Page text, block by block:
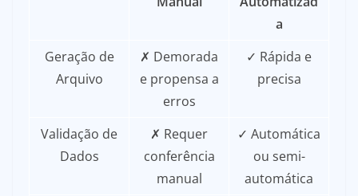
a
Geração de
Arquivo
✗ Demorada
e propensa a
erros
✓ Rápida e
precisa
Validação de
Dados
✗ Requer
conferência
manual
✓ Automática
ou semi-
automática